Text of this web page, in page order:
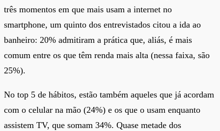
três momentos em que mais usam a internet no
smartphone, um quinto dos entrevistados citou a ida ao
banheiro: 20% admitiram a prática que, aliás, é mais
comum entre os que têm renda mais alta (nessa faixa, são
25%).
No top 5 de hábitos, estão também aqueles que já acordam
com o celular na mão (24%) e os que o usam enquanto
assistem TV, que somam 34%. Quase metade dos